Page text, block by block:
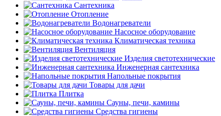
Сантехника
Отопление
Водонагреватели
Насосное оборудование
Климатическая техника
Вентиляция
Изделия светотехнические
Инженерная сантехника
Напольные покрытия
Товары для дачи
Плитка
Сауны, печи, камины
Средства гигиены